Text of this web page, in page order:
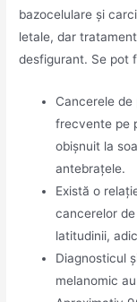
bazocelulare și
letale, dar
desfigurant. Se pot
Cancerele
frecvente pe
obișnuit la
antebrațele.
Există o
cancerelor
latitudinii,
Diagnosticul
melanomic